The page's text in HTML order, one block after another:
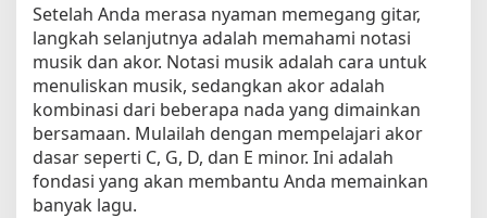
Setelah Anda merasa nyaman memegang gitar,
langkah selanjutnya adalah memahami notasi
musik dan akor. Notasi musik adalah cara untuk
menuliskan musik, sedangkan akor adalah
kombinasi dari beberapa nada yang dimainkan
bersamaan. Mulailah dengan mempelajari akor
dasar seperti C, G, D, dan E minor. Ini adalah
fondasi yang akan membantu Anda memainkan
banyak lagu.